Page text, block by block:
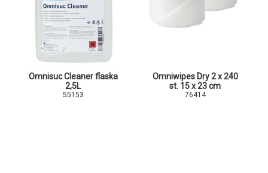
Omnisuc Cleaner flaska
2,5L
55153
Omniwipes Dry 2 x 240
st. 15 x 23 cm
76414